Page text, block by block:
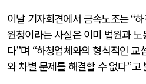
이날 기자회견에서 금속노조는“
원청이라는 사실은 이미 법원과
다”며 “하청업체와의 형식적인 교
와 차별 문제를 해결할 수 없다”고